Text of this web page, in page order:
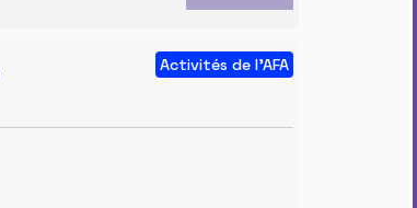
Activités de l'AFA